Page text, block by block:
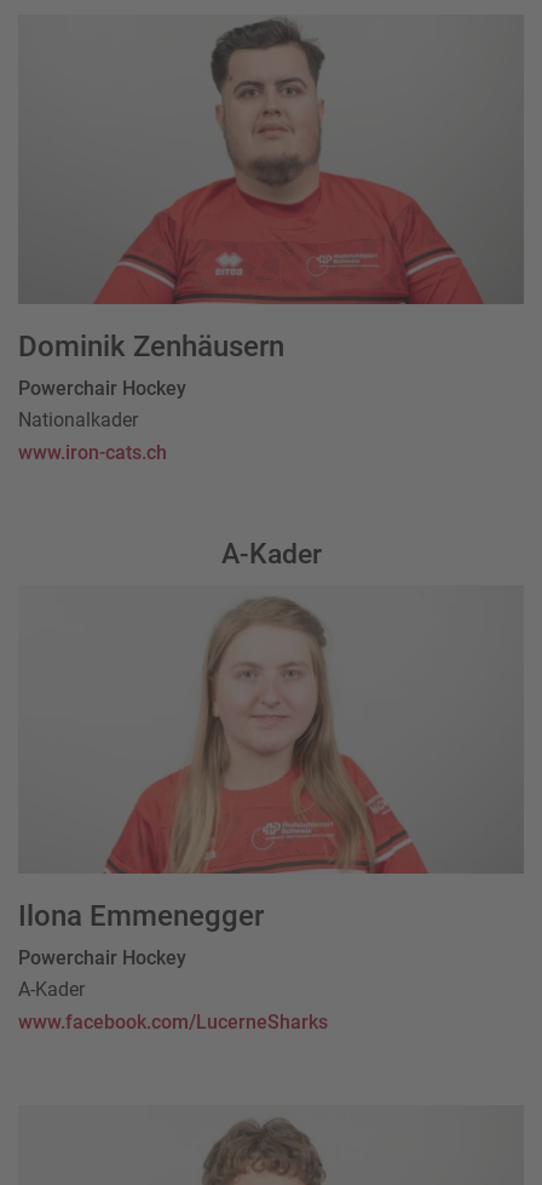
Dominik Zenhäusern
Powerchair Hockey
Nationalkader
www.iron-cats.ch
A-Kader
Ilona Emmenegger
Powerchair Hockey
A-Kader
www.facebook.com/LucerneSharks